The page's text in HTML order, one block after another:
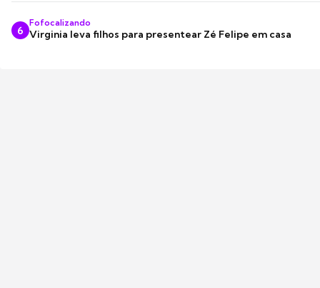
6
Fofocalizando
Virginia leva filhos para presentear Zé Felipe em casa